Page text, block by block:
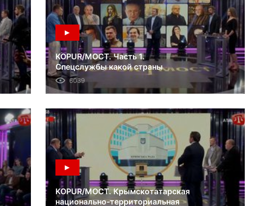
KOPUR/МОСТ. Часть 1.
Спецслужбы какой страны
готовили «расстрельные списки»
журналистов? 10.06.18
6039
KOPUR/МОСТ. Крымскотатарская
национально-территориальная